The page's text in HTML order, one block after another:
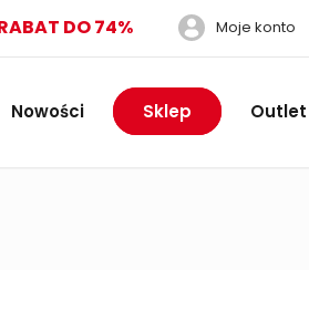
Moje konto
Nowości Sklep Outlet